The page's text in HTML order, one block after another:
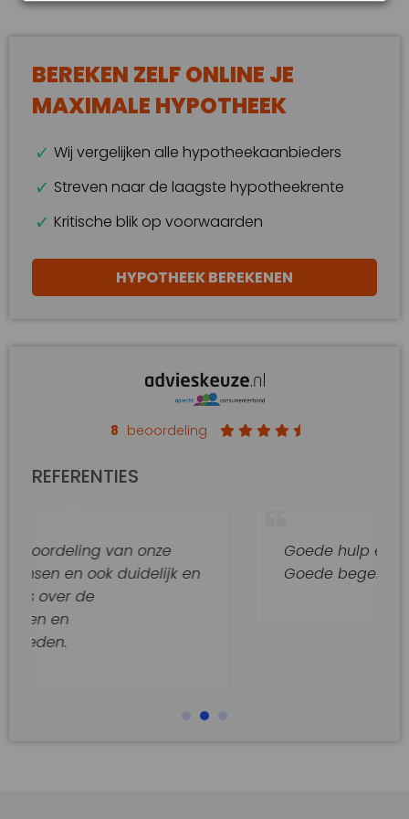
BEREKEN ZELF ONLINE JE
MAXIMALE HYPOTHEEK
Wij vergelijken alle hypotheekaanbieders
Streven naar de laagste hypotheekrente
Kritische blik op voorwaarden
HYPOTHEEK BEREKENEN
8 beoordeling
REFERENTIES
van onze
duidelijk en
Goede hulp en adviezen.
Goede begeleiding van dit